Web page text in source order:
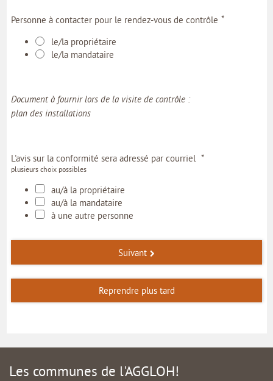
Personne à contacter pour le rendez-vous de contrôle *
le/la propriétaire
le/la mandataire
Document à fournir lors de la visite de contrôle :
plan des installations
L'avis sur la conformité sera adressé par courriel *
plusieurs choix possibles
au/à la propriétaire
au/à la mandataire
à une autre personne
Suivant
Reprendre plus tard
Les communes de l'AGGLOH!